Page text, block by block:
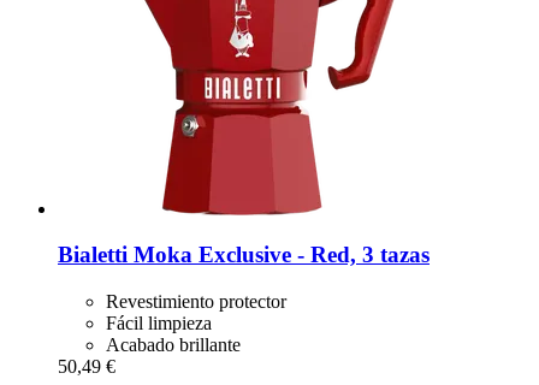
Bialetti Moka Exclusive -​ Red, 3 tazas
Revestimiento protector
Fácil limpieza
Acabado brillante
50,49 €